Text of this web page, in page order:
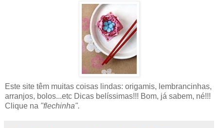
Este site têm muitas coisas lindas: origamis, lembrancinhas,
arranjos, bolos...etc Dicas belíssimas!!! Bom, já sabem, né!!!
Clique na "flechinha".